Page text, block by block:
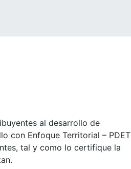
al desarrollo de
con Enfoque Territorial – PDET
tal y como lo certifique la